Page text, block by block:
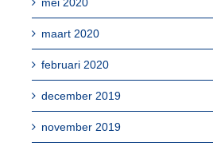
maart 2020
februari 2020
december 2019
november 2019